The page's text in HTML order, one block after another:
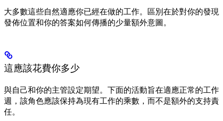
大多數這些自然適應你已經在做的工作。區別在於對你的發現
發佈位置和你的答案如何傳播的少量額外意圖。
這應該花費你多少
與自己和你的主管設定期望。下面的活動旨在適應正常的工作
週，該角色應該保持為現有工作的乘數，而不是額外的支持責
任。